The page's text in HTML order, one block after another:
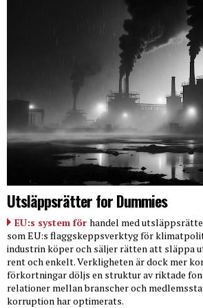
Utsläppsrätter for Dummies
EU:s system för handel med
som EU:s flaggskeppsverktyg för
industrin köper och säljer rätten att släppa
rent och enkelt. Verkligheten är dock mer
förkortningar döljs en struktur av riktade
relationer mellan branscher och
korruption har optimerats.